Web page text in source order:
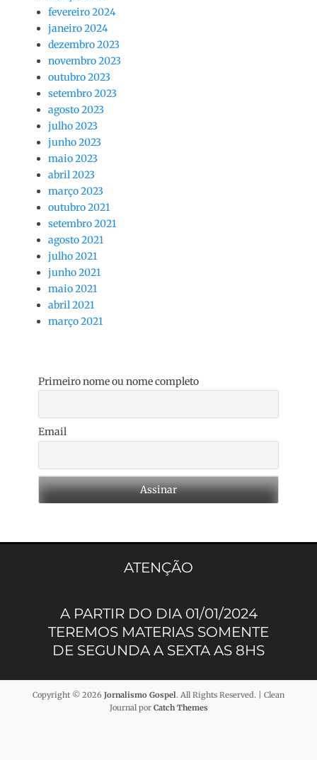
fevereiro 2024
janeiro 2024
dezembro 2023
novembro 2023
outubro 2023
setembro 2023
agosto 2023
julho 2023
junho 2023
maio 2023
abril 2023
março 2023
outubro 2021
setembro 2021
agosto 2021
julho 2021
junho 2021
maio 2021
abril 2021
março 2021
Primeiro nome ou nome completo
Email
ATENÇÃO
A PARTIR DO DIA 01/01/2024
TEREMOS MATERIAS SOMENTE
DE SEGUNDA A SEXTA AS 8HS
Copyright © 2026 Jornalismo Gospel. All Rights Reserved. | Clean
Journal por Catch Themes